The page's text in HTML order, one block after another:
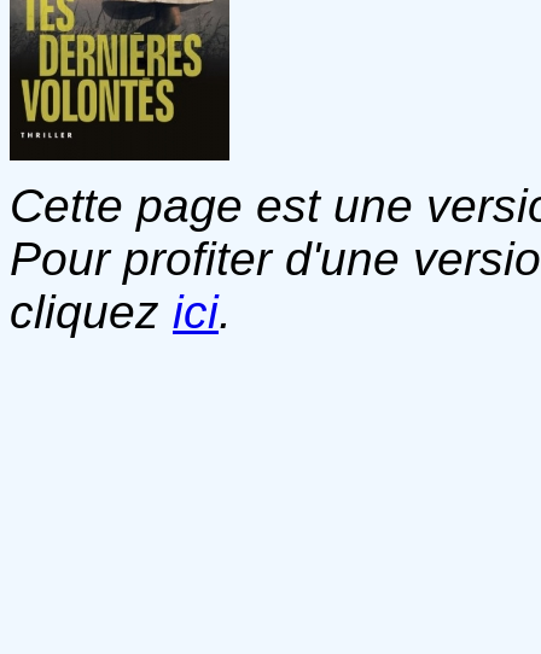
Cette page est une
Pour profiter d'une
cliquez ici.